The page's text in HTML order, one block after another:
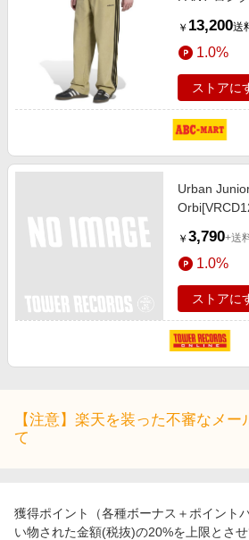
￥ 13,200送
1.0%
ストアに
Urban
￥ 3,790+送
1.0%
ストアに
【注意】楽天を装った不審なメー
て
獲得ポイント（各種ボーナス＋ポイント
い物された金額(税抜)の20%を上限とさ